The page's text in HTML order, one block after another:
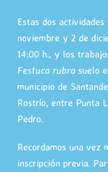
Estas dos
noviembre y 2 de
14:00 h., y los
Festuca rubra suelo
municipio de
Rostrío, entre Punta
Pedro.
Recordamos una vez
inscripción previa.